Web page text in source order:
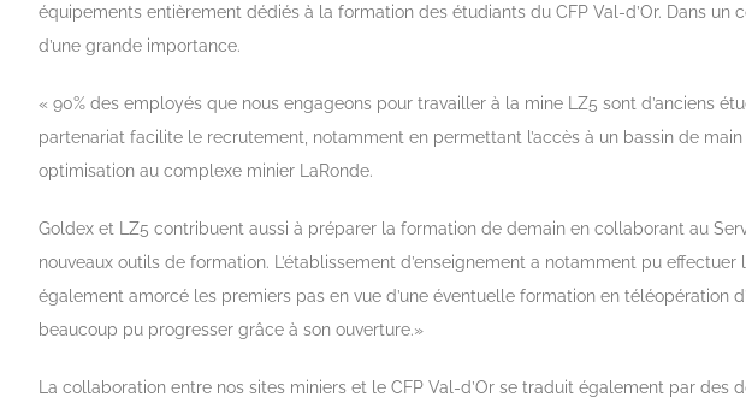
équipements entièrement dédiés à la formation des étudiants du CFP Val-d’Or. Dans
d’une grande importance.
« 90% des employés que nous engageons pour travailler à la mine LZ5 sont d’anciens
partenariat facilite le recrutement, notamment en permettant l’accès à un bassin de
optimisation au complexe minier LaRonde.
Goldex et LZ5 contribuent aussi à préparer la formation de demain en collaborant au
nouveaux outils de formation. L’établissement d’enseignement a notamment pu
également amorcé les premiers pas en vue d’une éventuelle formation en téléopération
beaucoup pu progresser grâce à son ouverture.»
La collaboration entre nos sites miniers et le CFP Val-d’Or se traduit également par des